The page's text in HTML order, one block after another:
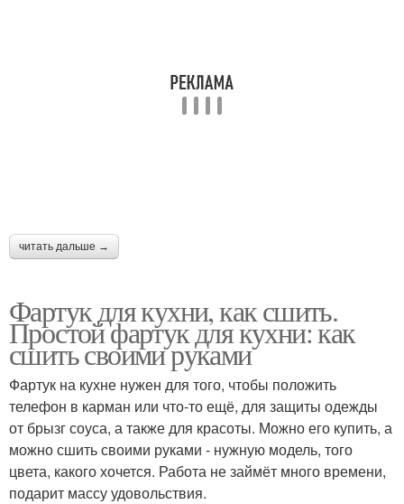
читать дальше →
Фартук для кухни, как сшить.
Простой фартук для кухни: как
сшить своими руками
Фартук на кухне нужен для того, чтобы положить
телефон в карман или что-то ещё, для защиты одежды
от брызг соуса, а также для красоты. Можно его купить, а
можно сшить своими руками - нужную модель, того
цвета, какого хочется. Работа не займёт много времени,
подарит массу удовольствия.